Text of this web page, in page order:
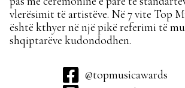
vlerësimit të artistëve. Në 7 vite Top
është kthyer në një pikë referimi të
shqiptarëve kudondodhen.
@topmusicawards